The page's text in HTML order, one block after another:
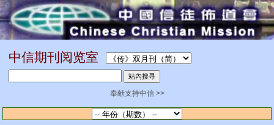
中信期刊阅览室
奉献支持中信 >>